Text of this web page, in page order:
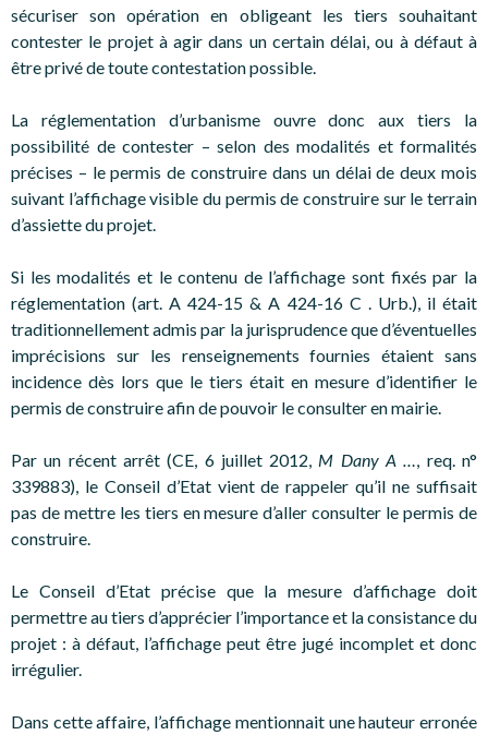
sécuriser son opération en obligeant les tiers souhaitant
contester le projet à agir dans un certain délai, ou à défaut à
être privé de toute contestation possible.
La réglementation d’urbanisme ouvre donc aux tiers la
possibilité de contester – selon des modalités et formalités
précises – le permis de construire dans un délai de deux mois
suivant l’affichage visible du permis de construire sur le terrain
d’assiette du projet.
Si les modalités et le contenu de l’affichage sont fixés par la
réglementation (art. A 424-15 & A 424-16 C . Urb.), il était
traditionnellement admis par la jurisprudence que d’éventuelles
imprécisions sur les renseignements fournies étaient sans
incidence dès lors que le tiers était en mesure d’identifier le
permis de construire afin de pouvoir le consulter en mairie.
Par un récent arrêt (CE, 6 juillet 2012, M Dany A …, req. n°
339883), le Conseil d’Etat vient de rappeler qu’il ne suffisait
pas de mettre les tiers en mesure d’aller consulter le permis de
construire.
Le Conseil d’Etat précise que la mesure d’affichage doit
permettre au tiers d’apprécier l’importance et la consistance du
projet : à défaut, l’affichage peut être jugé incomplet et donc
irrégulier.
Dans cette affaire, l’affichage mentionnait une hauteur erronée